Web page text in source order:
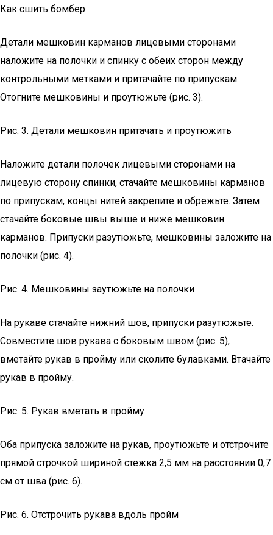
Как сшить бомбер
Детали мешковин карманов лицевыми сторонами
наложите на полочки и спинку с обеих сторон между
контрольными метками и притачайте по припускам.
Отогните мешковины и проутюжьте (рис. 3).
Рис. 3. Детали мешковин притачать и проутюжить
Наложите детали полочек лицевыми сторонами на
лицевую сторону спинки, стачайте мешковины карманов
по припускам, концы нитей закрепите и обрежьте. Затем
стачайте боковые швы выше и ниже мешковин
карманов. Припуски разутюжьте, мешковины заложите на
полочки (рис. 4).
Рис. 4. Мешковины заутюжьте на полочки
На рукаве стачайте нижний шов, припуски разутюжьте.
Совместите шов рукава с боковым швом (рис. 5),
вметайте рукав в пройму или сколите булавками. Втачайте
рукав в пройму.
Рис. 5. Рукав вметать в пройму
Оба припуска заложите на рукав, проутюжьте и отстрочите
прямой строчкой шириной стежка 2,5 мм на расстоянии 0,7
см от шва (рис. 6).
Рис. 6. Отстрочить рукава вдоль пройм